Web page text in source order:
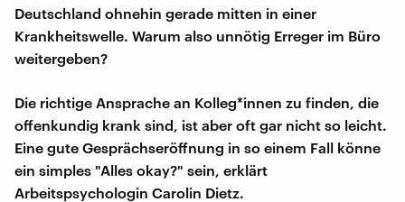
Deutschland ohnehin gerade mitten in einer
Krankheitswelle. Warum also unnötig Erreger im Büro
weitergeben?
Die richtige Ansprache an Kolleg*innen zu finden, die
offenkundig krank sind, ist aber oft gar nicht so leicht.
Eine gute Gesprächseröffnung in so einem Fall könne
ein simples "Alles okay?" sein, erklärt
Arbeitspsychologin Carolin Dietz.